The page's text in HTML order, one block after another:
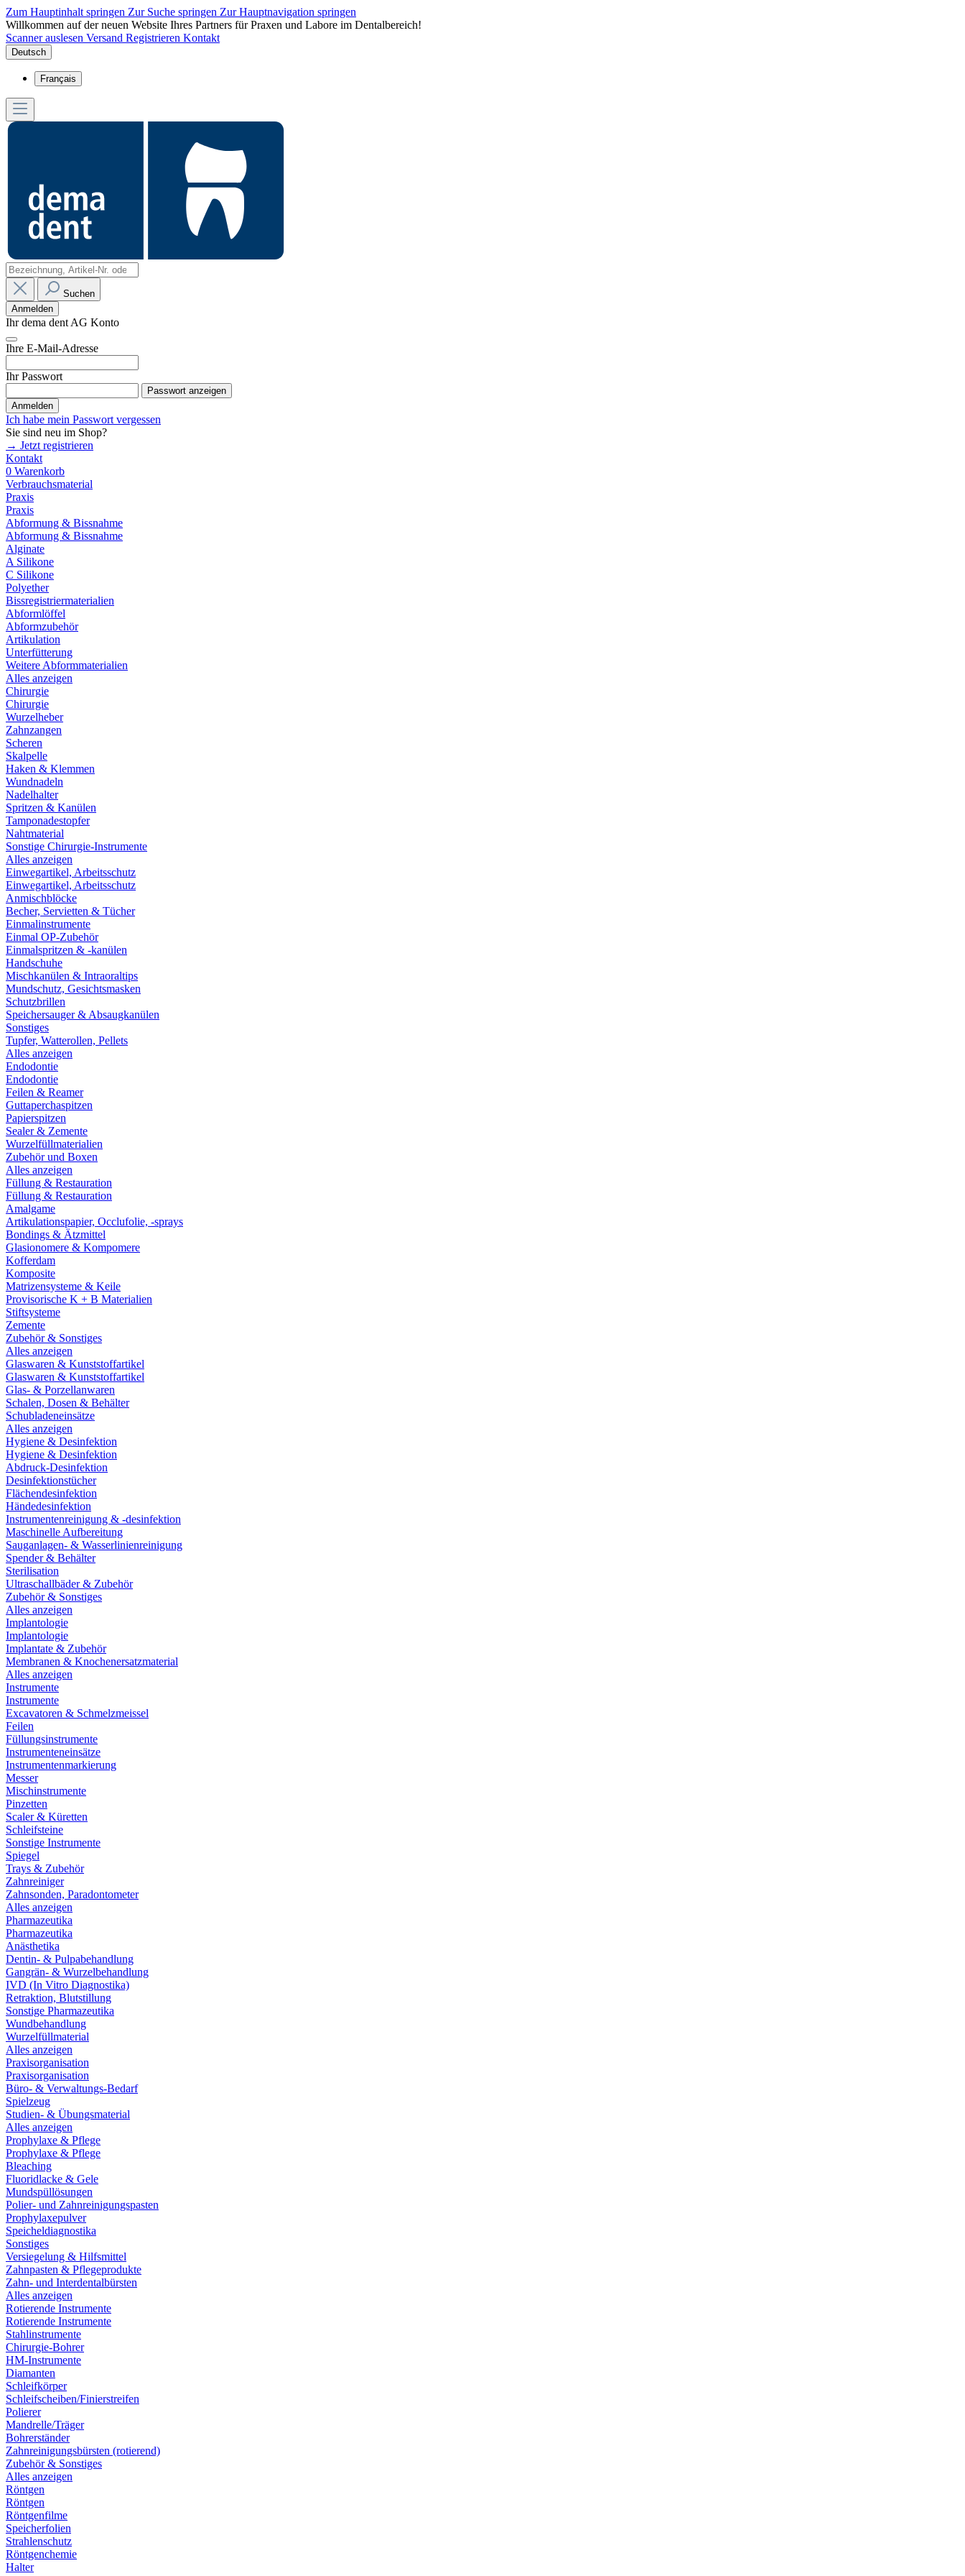
Zum Hauptinhalt springen Zur Suche springen Zur Hauptnavigation springen
Willkommen auf der neuen Website Ihres Partners für Praxen und Labore im Dentalbereich!
Scanner auslesen Versand Registrieren Kontakt
Deutsch
Français
Suchen
Anmelden
Ihr dema dent AG Konto
Ihre E-Mail-Adresse
Ihr Passwort
Passwort anzeigen
Anmelden
Ich habe mein Passwort vergessen
Sie sind neu im Shop?
→ Jetzt registrieren
Kontakt
0 Warenkorb
Verbrauchsmaterial
Praxis
Praxis
Abformung & Bissnahme
Abformung & Bissnahme
Alginate
A Silikone
C Silikone
Polyether
Bissregistriermaterialien
Abformlöffel
Abformzubehör
Artikulation
Unterfütterung
Weitere Abformmaterialien
Alles anzeigen
Chirurgie
Chirurgie
Wurzelheber
Zahnzangen
Scheren
Skalpelle
Haken & Klemmen
Wundnadeln
Nadelhalter
Spritzen & Kanülen
Tamponadestopfer
Nahtmaterial
Sonstige Chirurgie-Instrumente
Alles anzeigen
Einwegartikel, Arbeitsschutz
Einwegartikel, Arbeitsschutz
Anmischblöcke
Becher, Servietten & Tücher
Einmalinstrumente
Einmal OP-Zubehör
Einmalspritzen & -kanülen
Handschuhe
Mischkanülen & Intraoraltips
Mundschutz, Gesichtsmasken
Schutzbrillen
Speichersauger & Absaugkanülen
Sonstiges
Tupfer, Watterollen, Pellets
Alles anzeigen
Endodontie
Endodontie
Feilen & Reamer
Guttaperchaspitzen
Papierspitzen
Sealer & Zemente
Wurzelfüllmaterialien
Zubehör und Boxen
Alles anzeigen
Füllung & Restauration
Füllung & Restauration
Amalgame
Artikulationspapier, Occlufolie, -sprays
Bondings & Ätzmittel
Glasionomere & Kompomere
Kofferdam
Komposite
Matrizensysteme & Keile
Provisorische K + B Materialien
Stiftsysteme
Zemente
Zubehör & Sonstiges
Alles anzeigen
Glaswaren & Kunststoffartikel
Glaswaren & Kunststoffartikel
Glas- & Porzellanwaren
Schalen, Dosen & Behälter
Schubladeneinsätze
Alles anzeigen
Hygiene & Desinfektion
Hygiene & Desinfektion
Abdruck-Desinfektion
Desinfektionstücher
Flächendesinfektion
Händedesinfektion
Instrumentenreinigung & -desinfektion
Maschinelle Aufbereitung
Sauganlagen- & Wasserlinienreinigung
Spender & Behälter
Sterilisation
Ultraschallbäder & Zubehör
Zubehör & Sonstiges
Alles anzeigen
Implantologie
Implantologie
Implantate & Zubehör
Membranen & Knochenersatzmaterial
Alles anzeigen
Instrumente
Instrumente
Excavatoren & Schmelzmeissel
Feilen
Füllungsinstrumente
Instrumenteneinsätze
Instrumentenmarkierung
Messer
Mischinstrumente
Pinzetten
Scaler & Küretten
Schleifsteine
Sonstige Instrumente
Spiegel
Trays & Zubehör
Zahnreiniger
Zahnsonden, Paradontometer
Alles anzeigen
Pharmazeutika
Pharmazeutika
Anästhetika
Dentin- & Pulpabehandlung
Gangrän- & Wurzelbehandlung
IVD (In Vitro Diagnostika)
Retraktion, Blutstillung
Sonstige Pharmazeutika
Wundbehandlung
Wurzelfüllmaterial
Alles anzeigen
Praxisorganisation
Praxisorganisation
Büro- & Verwaltungs-Bedarf
Spielzeug
Studien- & Übungsmaterial
Alles anzeigen
Prophylaxe & Pflege
Prophylaxe & Pflege
Bleaching
Fluoridlacke & Gele
Mundspüllösungen
Polier- und Zahnreinigungspasten
Prophylaxepulver
Speicheldiagnostika
Sonstiges
Versiegelung & Hilfsmittel
Zahnpasten & Pflegeprodukte
Zahn- und Interdentalbürsten
Alles anzeigen
Rotierende Instrumente
Rotierende Instrumente
Stahlinstrumente
Chirurgie-Bohrer
HM-Instrumente
Diamanten
Schleifkörper
Schleifscheiben/Finierstreifen
Polierer
Mandrelle/Träger
Bohrerständer
Zahnreinigungsbürsten (rotierend)
Zubehör & Sonstiges
Alles anzeigen
Röntgen
Röntgen
Röntgenfilme
Speicherfolien
Strahlenschutz
Röntgenchemie
Halter